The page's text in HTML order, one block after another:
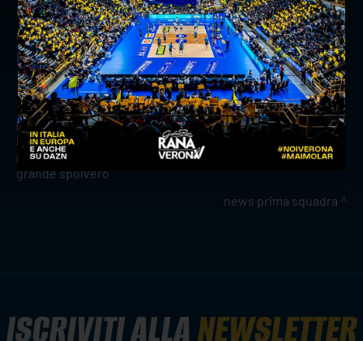
d’andata verrà premiato il “Campione d’Inverno”;
al termine della stagione, invece, il 1° classificato
riceverà il "Trofeo Confcommercio Verona”.
precedente:game review: rana verona-sir susa scai
perugia
successivo:
rana verona non passa contro una perugia in
grande spolvero
news prima squadra
ISCRIVITI ALLANEWSLETTER